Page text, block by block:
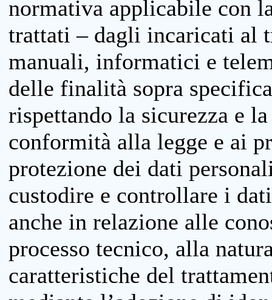
normativa applicabile con
trattati – dagli incaricati al
manuali, informatici e
delle finalità sopra
rispettando la sicurezza e
conformità alla legge e ai
protezione dei dati
custodire e controllare i
anche in relazione alle
processo tecnico, alla
caratteristiche del